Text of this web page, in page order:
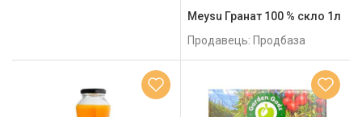
Meysu Гранат 100 % скло 1л
Продавець: Продбаза